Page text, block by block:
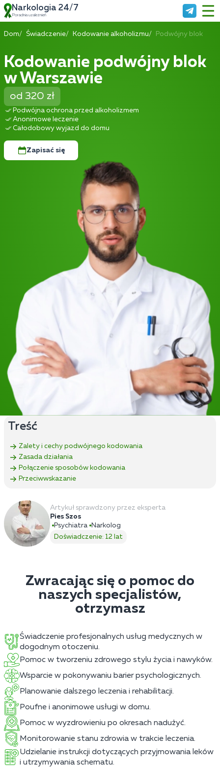
Narkologia 24/7
Poradnia uzależnień
Dom Świadczenie Kodowanie alkoholizmu Podwójny blok
Kodowanie podwójny blok
w Warszawie
od 320 zł
Podwójna ochrona przed alkoholizmem
Anonimowe leczenie
Całodobowy wyjazd do domu
Zapisać się
Treść
Zalety i cechy podwójnego kodowania
Zasada działania
Połączenie sposobów kodowania
Przeciwwskazanie
Artykuł sprawdzony przez eksperta
Pies Szos
Psychiatra
Narkolog
Doświadczenie: 12 lat
Zwracając się o pomoc do
naszych specjalistów,
otrzymasz
Świadczenie profesjonalnych usług medycznych w
dogodnym otoczeniu.
Pomoc w tworzeniu zdrowego stylu życia i nawyków.
Wsparcie w pokonywaniu barier psychologicznych.
Planowanie dalszego leczenia i rehabilitacji.
Poufne i anonimowe usługi w domu.
Pomoc w wyzdrowieniu po okresach nadużyć.
Monitorowanie stanu zdrowia w trakcie leczenia.
Udzielanie instrukcji dotyczących przyjmowania leków
i utrzymywania schematu.